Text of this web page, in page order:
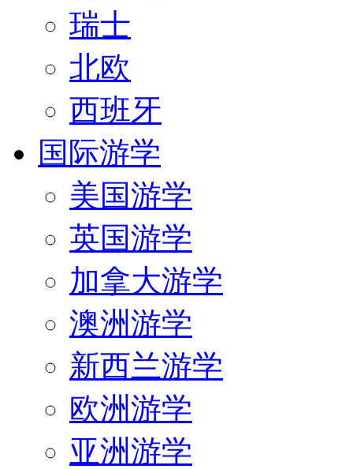
瑞士
北欧
西班牙
国际游学
美国游学
英国游学
加拿大游学
澳洲游学
新西兰游学
欧洲游学
亚洲游学